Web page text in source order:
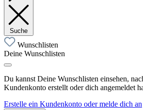
Suche
Wunschlisten
Deine Wunschlisten
Du kannst Deine Wunschlisten einsehen,
Kundenkonto erstellt oder dich angemeldet
Erstelle ein Kundenkonto oder melde dich an